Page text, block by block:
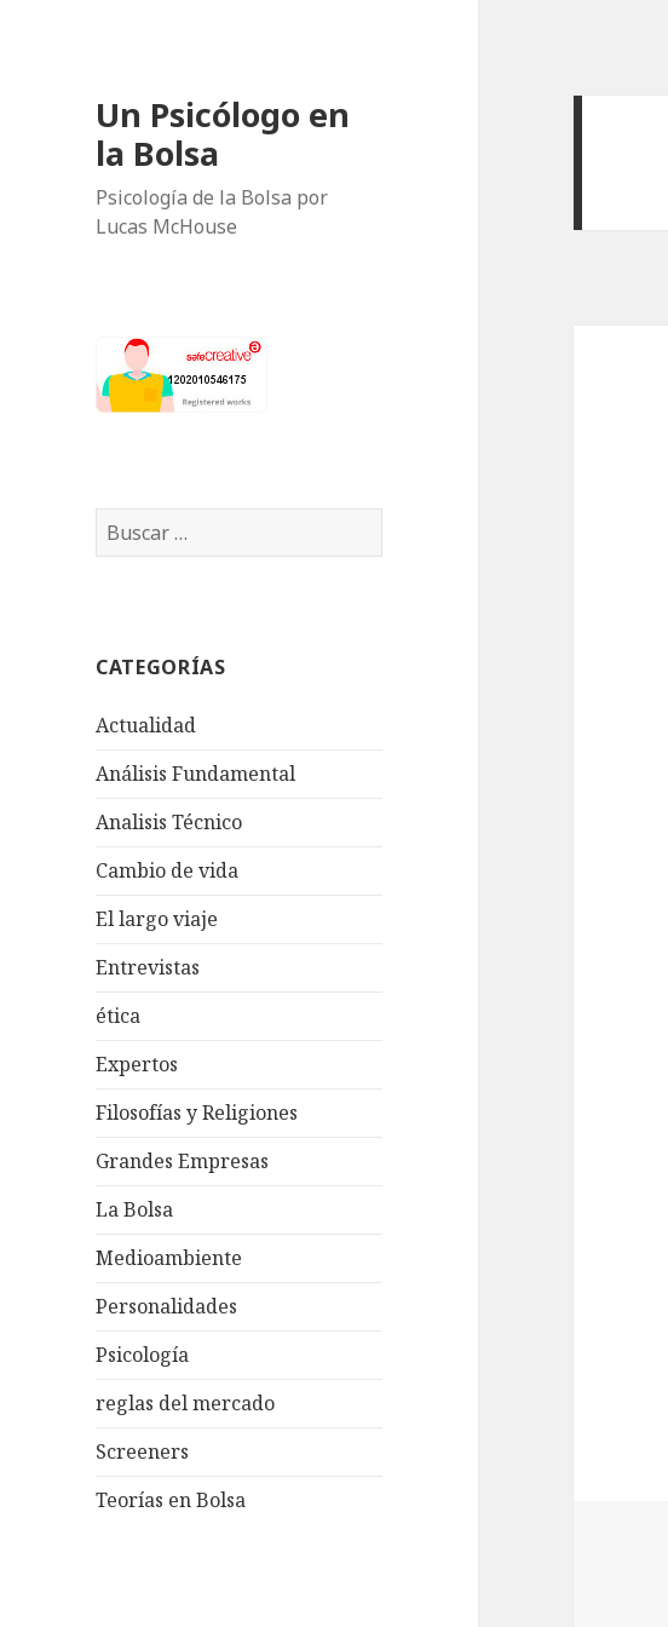
Un Psicólogo en
la Bolsa
Psicología de la Bolsa por
Lucas McHouse
B
u
r
CATEGORÍAS
Actualidad
Análisis Fundamental
Analisis Técnico
Cambio de vida
El largo viaje
Entrevistas
ética
Expertos
Filosofías y Religiones
Grandes Empresas
La Bolsa
Medioambiente
Personalidades
Psicología
reglas del mercado
Screeners
Teorías en Bolsa